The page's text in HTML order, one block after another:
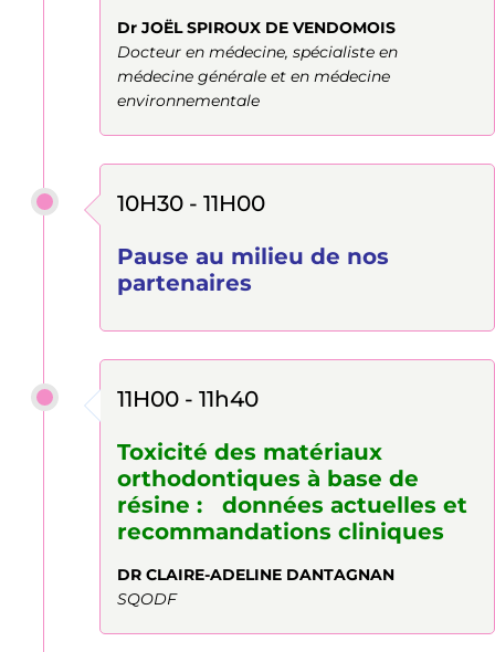
Dr JOËL SPIROUX DE VENDOMOIS
Docteur en médecine, spécialiste en
médecine générale et en médecine
environnementale
10H30 - 11H00
Pause au milieu de nos
partenaires
11H00 - 11h40
Toxicité des matériaux
orthodontiques à base de
résine : données actuelles et
recommandations cliniques
DR CLAIRE-ADELINE DANTAGNAN
SQODF